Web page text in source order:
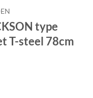
type
T-steel 78cm